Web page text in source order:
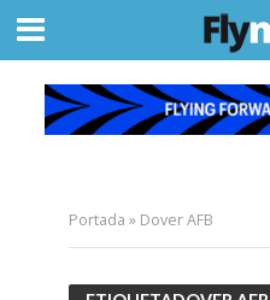
Portada » Dover AFB